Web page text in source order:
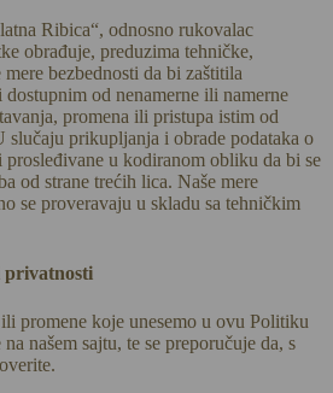
Ribica“, odnosno rukovalac
obrađuje, preduzima tehničke,
bezbednosti da bi zaštitila
od nenamerne ili namerne
promena ili pristupa istim od
slučaju prikupljanja i obrade podataka o
u kodiranom obliku da bi se
od strane trećih lica. Naše mere
se proveravaju u skladu sa tehničkim
privatnosti
promene koje unesemo u ovu Politiku
našem sajtu, te se preporučuje da, s